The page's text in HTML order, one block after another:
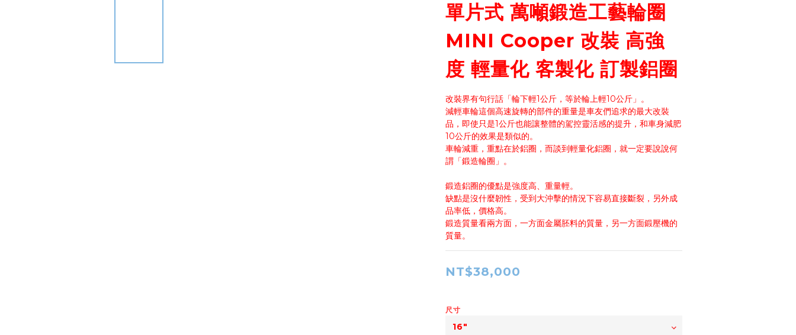
單片式 萬噸鍛造工藝輪圈
MINI Cooper 改裝 高強
度 輕量化 客製化 訂製鋁圈
改裝界有句行話「輪下輕1公斤，等於輪上輕10公斤」。
減輕車輪這個高速旋轉的部件的重量是車友們追求的最大改裝
品，即使只是1公斤也能讓整體的駕控靈活感的提升，和車身減肥
10公斤的效果是類似的。
車輪減重，重點在於鋁圈，而談到輕量化鋁圈，就一定要說說何
謂「鍛造輪圈」。
鍛造鋁圈的優點是強度高、重量輕。
缺點是沒什麼韌性，受到大沖擊的情況下容易直接斷裂，另外成
品率低，價格高。
鍛造質量看兩方面，一方面金屬胚料的質量，另一方面鍛壓機的
質量。
NT$38,000
尺寸